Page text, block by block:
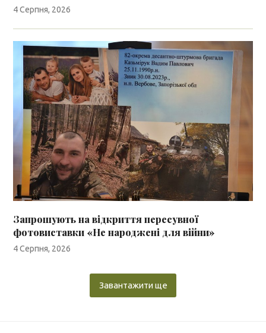
4 Серпня, 2026
Запрошують на відкриття пересувної
фотовиставки «Не народжені для війни»
4 Серпня, 2026
Завантажити ще